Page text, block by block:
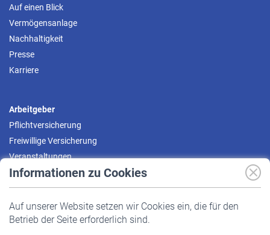
Informationen zu Cookies
Auf unserer Website setzen wir Cookies ein, die für den
Betrieb der Seite erforderlich sind.
Auf einen Blick
Vermögensanlage
Nachhaltigkeit
Presse
Karriere
Arbeitgeber
Pflichtversicherung
Freiwillige Versicherung
Veranstaltungen
Pflichtversicherung